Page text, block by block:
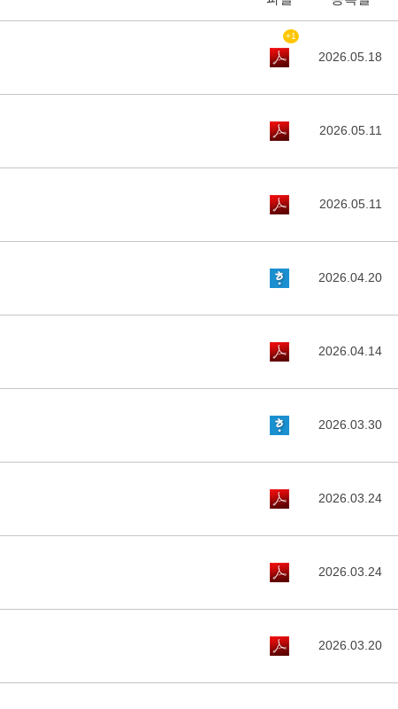
+1
2026.05.18
2026.05.11
2026.05.11
2026.04.20
2026.04.14
2026.03.30
2026.03.24
2026.03.24
2026.03.20